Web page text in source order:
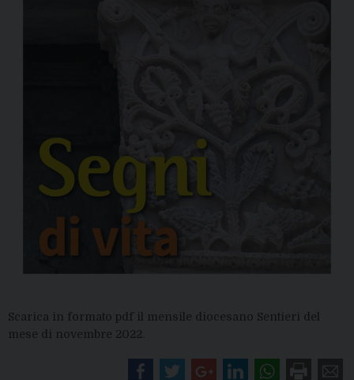
Scarica in formato pdf il mensile diocesano Sentieri del
mese di novembre 2022.